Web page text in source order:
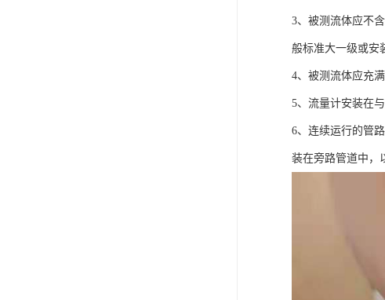
3、被测流体应不
般标准大一级或安
4、被测流体应充
5、流量计安装在
6、连续运行的管
装在旁路管道中，